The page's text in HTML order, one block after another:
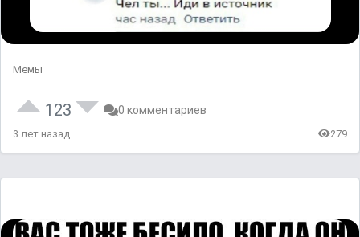
Мемы
123 0 комментариев
3 лет назад 279